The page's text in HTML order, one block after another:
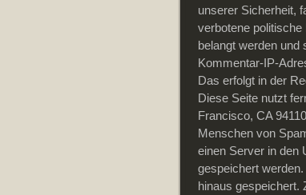
unserer Sicherheit,
verbotene
belangt werden
Kommentar-IP-
Das erfolgt in der
Diese Seite nutzt
Francisco, CA
Menschen von
einen Server in den
gespeichert
hinaus gespeichert.